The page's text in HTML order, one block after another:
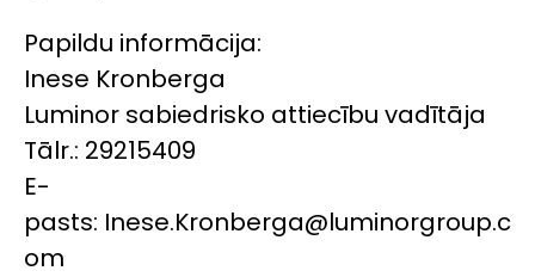
Papildu informācija:
Inese Kronberga
Luminor sabiedrisko attiecību vadītāja
Tālr.: 29215409
E-
pasts: Inese.Kronberga@luminorgroup.c
om